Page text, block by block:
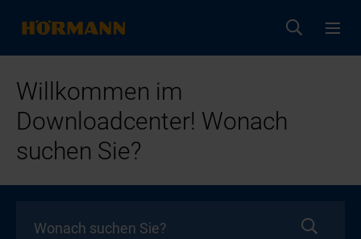
Willkommen im
Downloadcenter! Wonach
suchen Sie?